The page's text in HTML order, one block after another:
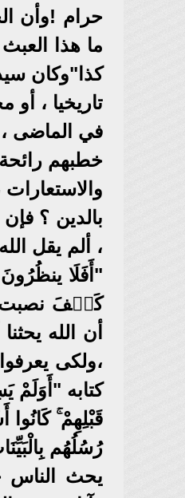
حرام !وأن
ما هذا
كذا"وكان
تاريخيا ،
في الماضى
خطبهم رائحة
بالدين ؟
، ألم يقل
"أَفَلَا
كَيۡفَ نصبت
أن الله
،ولكى
كتابه "أَوَلَمْ
قَبْلِهِمْ
رُسُلُهُم
يحث الناس